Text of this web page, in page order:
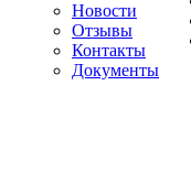
Новости
Отзывы
Контакты
Документы